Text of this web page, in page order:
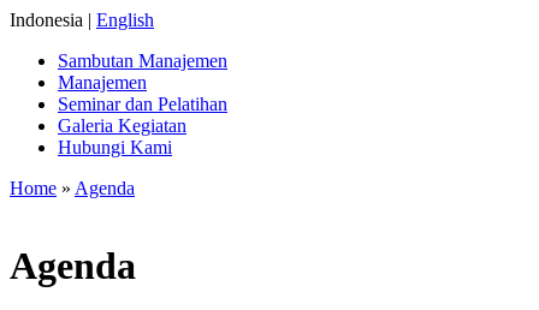
Indonesia | English
Sambutan Manajemen
Manajemen
Seminar dan Pelatihan
Galeria Kegiatan
Hubungi Kami
Home » Agenda
Agenda